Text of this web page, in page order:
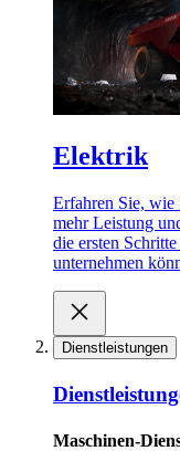
Elektrik
Erfahren Sie,
mehr Leistung
die ersten
unternehmen
Dienstleistungen
Maschinen-